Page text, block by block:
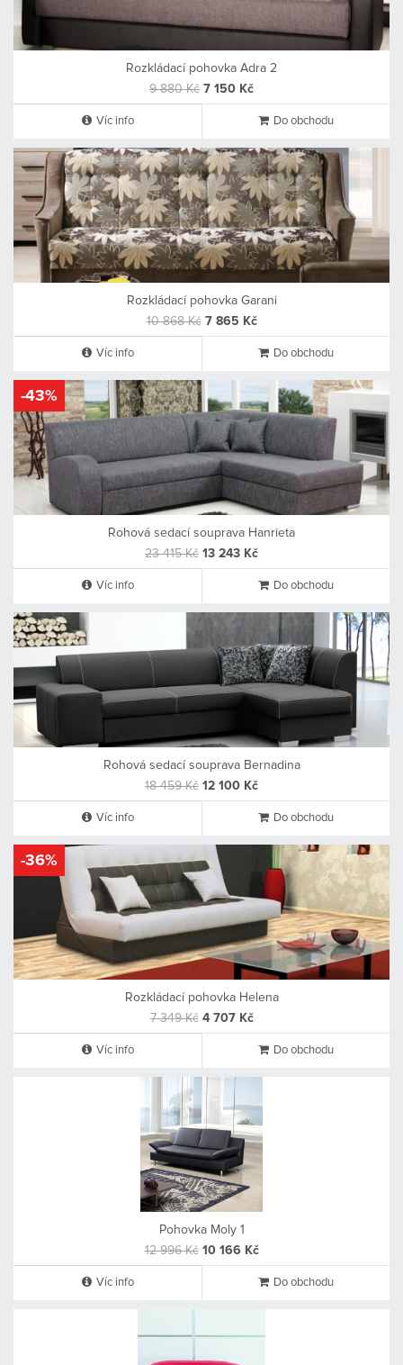
Rozkládací pohovka Adra 2
9 880 Kč 7 150 Kč
Víc info Do obchodu
Rozkládací pohovka Garani
10 868 Kč 7 865 Kč
Víc info Do obchodu
-43%
Rohová sedací souprava Hanrieta
23 415 Kč 13 243 Kč
Víc info Do obchodu
Rohová sedací souprava Bernadina
18 459 Kč 12 100 Kč
Víc info Do obchodu
-36%
Rozkládací pohovka Helena
7 349 Kč 4 707 Kč
Víc info Do obchodu
Pohovka Moly 1
12 996 Kč 10 166 Kč
Víc info Do obchodu